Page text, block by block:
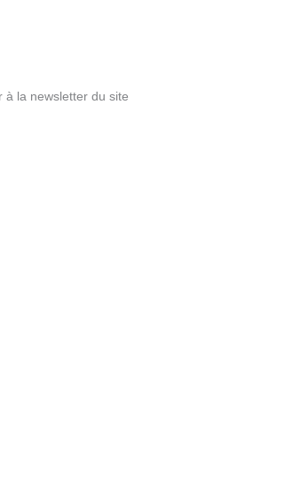
à la newsletter du site